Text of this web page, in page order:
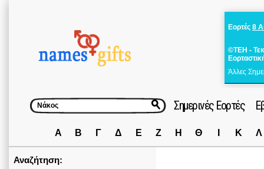
Εορτές 8
©ΤΕΗ -
Άλλες
Σημερινές Εορτές
Α Β Γ Δ Ε Ζ Η Θ Κ Λ
Αναζήτηση: